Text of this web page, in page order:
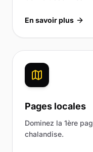
En savoir plus
Pages locales
Dominez la 1ère
chalandise.